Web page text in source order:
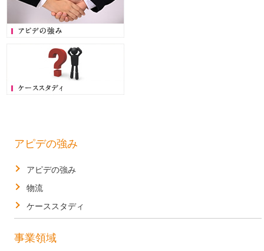
アピデの強み
アピデの強み
物流
ケーススタディ
事業領域